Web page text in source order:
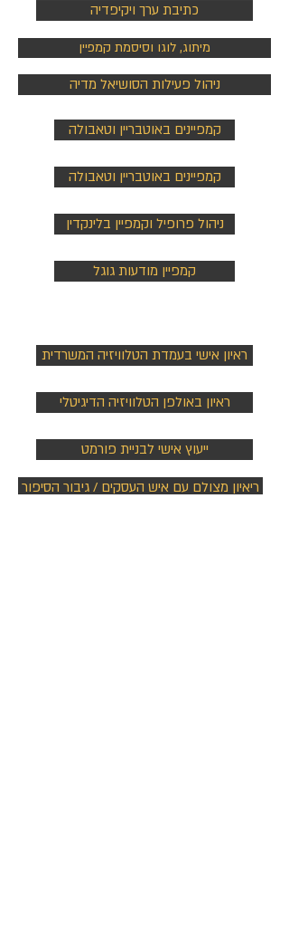
כתיבת ערך ויקיפדיה
מיתוג, לוגו וסיסמת קמפיין
ניהול פעילות הסושיאל מדיה
קמפיינים באוטבריין וטאבולה
קמפיינים באוטבריין וטאבולה
ניהול פרופיל וקמפיין בלינקדין
קמפיין מודעות גוגל
ראיון אישי בעמדת הטלוויזיה המשרדית
ראיון באולפן הטלוויזיה הדיגיטלי
ייעוץ אישי לבניית פורמט
ריאיון מצולם עם איש העסקים / גיבור הסיפור